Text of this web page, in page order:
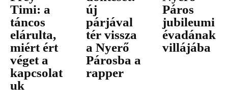
Timi: a
táncos
elárulta,
miért ért
véget a
kapcsolat
uk
új
párjával
tér vissza
a Nyerő
Párosba a
rapper
Páros
jubileumi
évadának
villájába